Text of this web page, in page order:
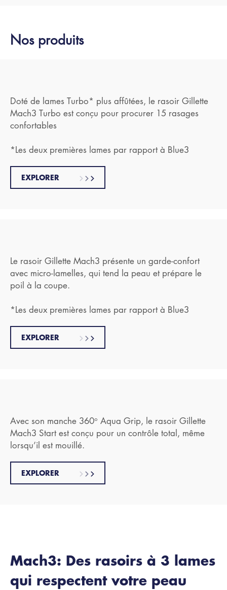
Nos produits
Doté de lames Turbo* plus affûtées, le rasoir Gillette
Mach3 Turbo est conçu pour procurer 15 rasages
confortables
*Les deux premières lames par rapport à Blue3
EXPLORER
Le rasoir Gillette Mach3 présente un garde-confort
avec micro-lamelles, qui tend la peau et prépare le
poil à la coupe.
*Les deux premières lames par rapport à Blue3
EXPLORER
Avec son manche 360° Aqua Grip, le rasoir Gillette
Mach3 Start est conçu pour un contrôle total, même
lorsqu’il est mouillé.
EXPLORER
Mach3: Des rasoirs à 3 lames
qui respectent votre peau